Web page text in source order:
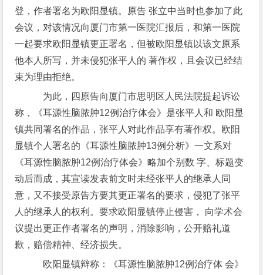
登，作者署名为欧阳显镇。原告 张立中当时也参加了此
会议，对该情况向厦门市第一医院汇报后，和第一医院
一起要求欧阳显镇更正署名，但被欧阳显镇以该文原系
他本人所写，并未侵犯张平人的 著作权，且会议已经结
束为理由拒绝。
为此，四原告向厦门市思明区人民法院提起诉讼
称，《耳源性脑脓肿12例治疗体会》是张平人和 欧阳显
镇共同署名的作品，张平人对此作品享有著作权。欧阳
显镇个人署名的《耳源性脑脓肿13例分析》一文系对
《耳源性脑脓肿12例治疗体会》略加个别数 字、标题变
动后而成，其宣读发表前文时未经张平人的继承人同
意，又不接受原告方要其更正署名的要求，侵犯了张平
人的继承人的权利。要求欧阳显镇停止侵害， 向学术会
议提出更正作者署名的声明，消除影响，公开赔礼道
歉，赔偿精神、经济损失。
欧阳显镇辩称：《耳源性脑脓肿12例治疗体 会》